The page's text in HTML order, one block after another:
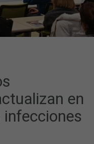
en
infecciones